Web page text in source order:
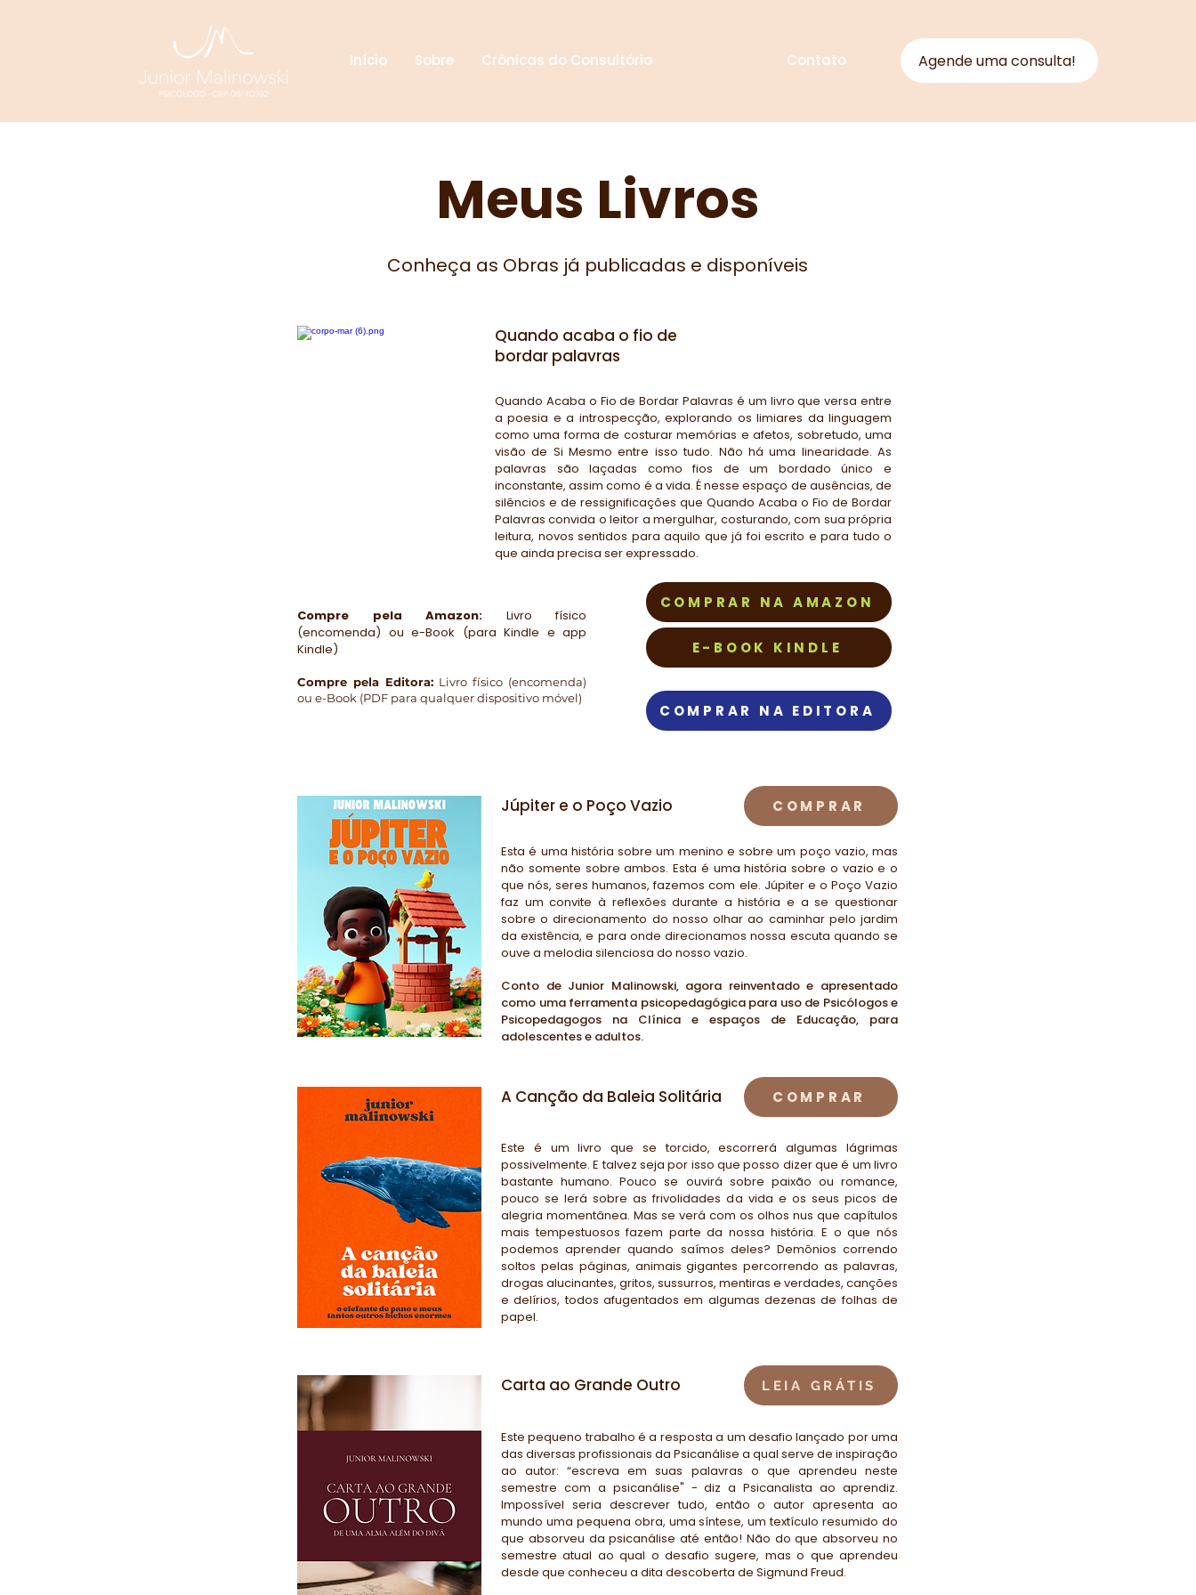
Agende uma consulta!
Início Sobre Crônicas do Consultório Contato
Meus Livros
Conheça as Obras já publicadas e disponíveis
Quando acaba o fio de
bordar palavras
Quando Acaba o Fio de Bordar Palavras é um livro que versa entre
a poesia e a introspecção, explorando os limiares da linguagem
como uma forma de costurar memórias e afetos, sobretudo, uma
visão de Si Mesmo entre isso tudo. Não há uma linearidade. As
palavras são laçadas como fios de um bordado único e
inconstante, assim como é a vida. É nesse espaço de ausências, de
silêncios e de ressignificações que Quando Acaba o Fio de Bordar
Palavras convida o leitor a mergulhar, costurando, com sua própria
leitura, novos sentidos para aquilo que já foi escrito e para tudo o
que ainda precisa ser expressado.
Compre pela Amazon: Livro físico
(encomenda) ou e-Book (para Kindle e app
Kindle)
Compre pela Editora: Livro físico (encomenda)
ou e-Book (PDF para qualquer dispositivo móvel)
COMPRAR NA AMAZON
E-BOOK KINDLE
COMPRAR NA EDITORA
Júpiter e o Poço Vazio COMPRAR
Esta é uma história sobre um menino e sobre um poço vazio, mas
não somente sobre ambos. Esta é uma história sobre o vazio e o
que nós, seres humanos, fazemos com ele. Júpiter e o Poço Vazio
faz um convite à reflexões durante a história e a se questionar
sobre o direcionamento do nosso olhar ao caminhar pelo jardim
da existência, e para onde direcionamos nossa escuta quando se
ouve a melodia silenciosa do nosso vazio.
Conto de Junior Malinowski, agora reinventado e apresentado
como uma ferramenta psicopedagógica para uso de Psicólogos e
Psicopedagogos na Clínica e espaços de Educação, para
adolescentes e adultos.
A Canção da Baleia Solitária COMPRAR
Este é um livro que se torcido, escorrerá algumas lágrimas
possivelmente. E talvez seja por isso que posso dizer que é um livro
bastante humano. Pouco se ouvirá sobre paixão ou romance,
pouco se lerá sobre as frivolidades da vida e os seus picos de
alegria momentânea. Mas se verá com os olhos nus que capítulos
mais tempestuosos fazem parte da nossa história. E o que nós
podemos aprender quando saímos deles? Demônios correndo
soltos pelas páginas, animais gigantes percorrendo as palavras,
drogas alucinantes, gritos, sussurros, mentiras e verdades, canções
e delírios, todos afugentados em algumas dezenas de folhas de
papel.
Carta ao Grande Outro LEIA GRÁTIS
Este pequeno trabalho é a resposta a um desafio lançado por uma
das diversas profissionais da Psicanálise a qual serve de inspiração
ao autor: “escreva em suas palavras o que aprendeu neste
semestre com a psicanálise" - diz a Psicanalista ao aprendiz.
Impossível seria descrever tudo, então o autor apresenta ao
mundo uma pequena obra, uma síntese, um textículo resumido do
que absorveu da psicanálise até então! Não do que absorveu no
semestre atual ao qual o desafio sugere, mas o que aprendeu
desde que conheceu a dita descoberta de Sigmund Freud.